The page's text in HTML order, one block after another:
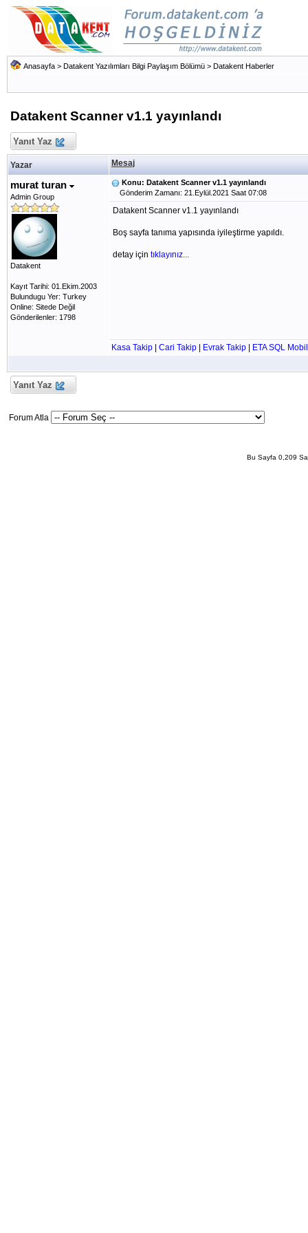
Anasayfa > Datakent Yazılımları Bilgi Paylaşım Bölümü > Datakent Haberler
Datakent Scanner v1.1 yayınlandı
Yanıt Yaz
Yazar Mesaj
murat turan
Admin Group
Datakent
Kayıt Tarihi: 01.Ekim.2003
Bulundugu Yer: Turkey
Online: Sitede Değil
Gönderilenler: 1798
Konu: Datakent Scanner v1.1 yayınlandı
Gönderim Zamanı: 21.Eylül.2021 Saat 07:08
Datakent Scanner v1.1 yayınlandı
Boş sayfa tanıma yapısında iyileştirme yapıldı.
detay için tıklayınız...
Kasa Takip Cari Takip Evrak Takip ETA SQL Mobil
Yanıt Yaz
Forum Atla
Bu Sayfa 0,209